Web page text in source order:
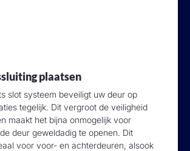
plaatsen
slot systeem beveiligt uw deur op
tegelijk. Dit vergroot de veiligheid
maakt het bijna onmogelijk voor
deur geweldadig te openen. Dit
voor voor- en achterdeuren, alsook